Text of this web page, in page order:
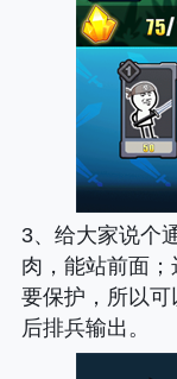
3、 给大家说个
肉，能站前面
要保护，所以
后排兵输出。